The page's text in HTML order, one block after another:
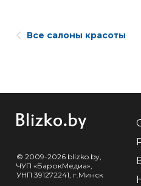
Все салоны красоты
© 2009-2026 blizko.by,
ЧУП «БарокМедиа»,
УНП 391272241, г.Минск